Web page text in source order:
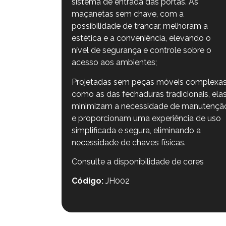
maçanetas sem chave, com a
possibilidade de trancar, melhoram a
estética e a conveniência, elevando o
nível de segurança e controle sobre o
acesso aos ambientes;
Projetadas sem peças móveis complexas,
como as das fechaduras tradicionais, elas
minimizam a necessidade de
e proporcionam uma experiência de uso
simplificada e segura, eliminando a
necessidade de chaves físicas.
Consulte a disponibilidade de cores
Código: JH002